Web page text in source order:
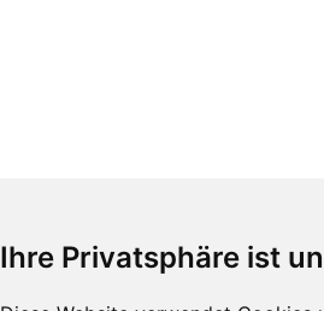
Ihre Privatsphäre ist